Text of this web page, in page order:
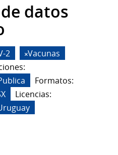
datos
2
Vacunas
Formatos:
Licencias: